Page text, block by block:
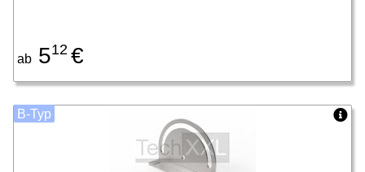
ab 512 €
B-Typ